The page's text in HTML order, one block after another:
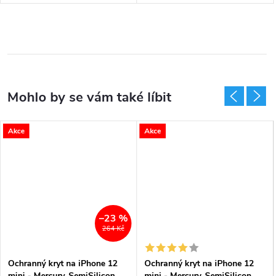
Akce
264 Kč
–23 %
Ochranný kryt na iPhone 12
Akce
Ochranný kryt na iPhone 12